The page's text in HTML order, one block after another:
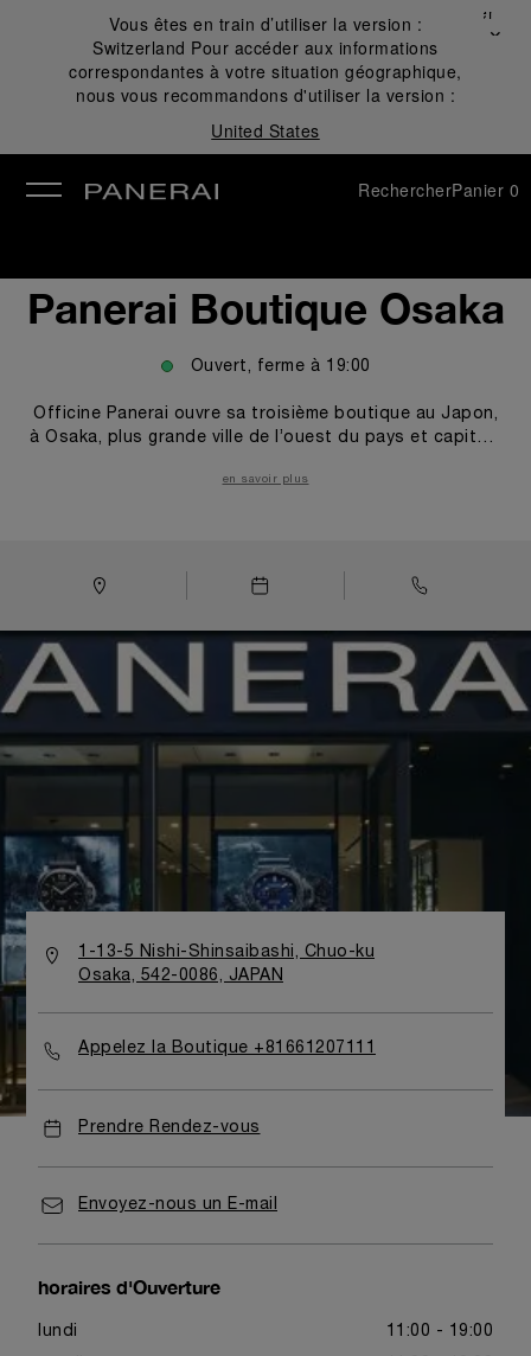
Vous êtes en train d’utiliser la version :
Switzerland Pour accéder aux informations
correspondantes à votre situation géographique,
nous vous recommandons d'utiliser la version :
United States
Fermer
✕
RechercherPanier 0
Panerai Boutique Osaka
Ouvert, ferme à 19:00
Officine Panerai ouvre sa troisième boutique au Japon,
à Osaka, plus grande ville de l’ouest du pays et capitale
La boutique est située dans le quartier de Shinsaibashi,
En effet, comme le magasin historique de l’horloger sur
le Ponte alle Grazie à Florence en 1860, Shinsaibashi tire
son nom d’un pont construit en 1622. La boutique se
caractérise par un design italien inspiré de la mer, dont
les éléments font depuis toujours partie de l'histoire
des montres Panerai. Des matériaux comme le teck et
formes sinueuses rappellent la mer. Une grande horloge
murale affiche à grande échelle l’une des
structure « sandwich » du cadran, dans laquelle deux
plaques superposées renferment le Super-LumiNova®
qui forme les chiffres et index. L’escalier en colimaçon
au fond de la boutique invite les clients à monter au
deuxième étage dans le salon VIP. Le salon, dont le
italienne classique unique et invite les clients à
découvrir les collections Panerai exclusives dans le
en savoir plus
1-13-5 Nishi-Shinsaibashi, Chuo-ku
Osaka, 542-0086, JAPAN
Appelez la Boutique +81661207111
Prendre Rendez-vous
Envoyez-nous un E-mail
horaires d'Ouverture
lundi 11:00 - 19:00